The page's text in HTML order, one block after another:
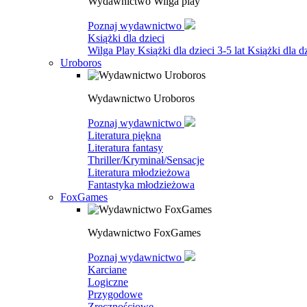
Poznaj wydawnictwo
Książki dla dzieci
Wilga Play Książki dla dzieci 3-5 lat Książki dla
Uroboros
Wydawnictwo Uroboros
Poznaj wydawnictwo
Literatura piękna
Literatura fantasy
Thriller/Kryminał/Sensacje
Literatura młodzieżowa
Fantastyka młodzieżowa
FoxGames
Wydawnictwo FoxGames
Poznaj wydawnictwo
Karciane
Logiczne
Przygodowe